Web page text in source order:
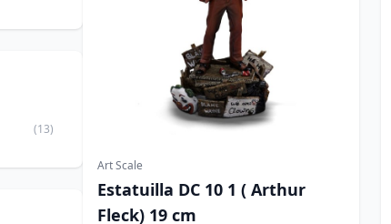
(13)
Art Scale
Estatuilla DC 10 1 ( Arthur
Fleck) 19 cm